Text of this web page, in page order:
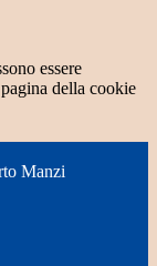
essere
della cookie
Manzi